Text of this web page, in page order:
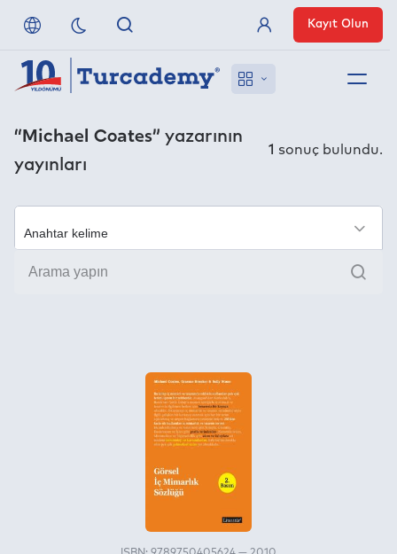
Referanslarımız
Uzaktan Erişim
Nasıl Erişirim
Üye Girişi
Kayıt Olun
“Michael Coates” yazarının
yayınları
1 sonuç bulundu.
Ara